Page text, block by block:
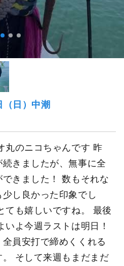
日）中潮
丸のニコちゃんです 昨
きましたが、無事に全
きました！ 数もそれな
し良かった印象でし
ても嬉しいですね。 最後
いよ今週ラストは明日！
員安打で締めくくれる
そして来週もまだまだ